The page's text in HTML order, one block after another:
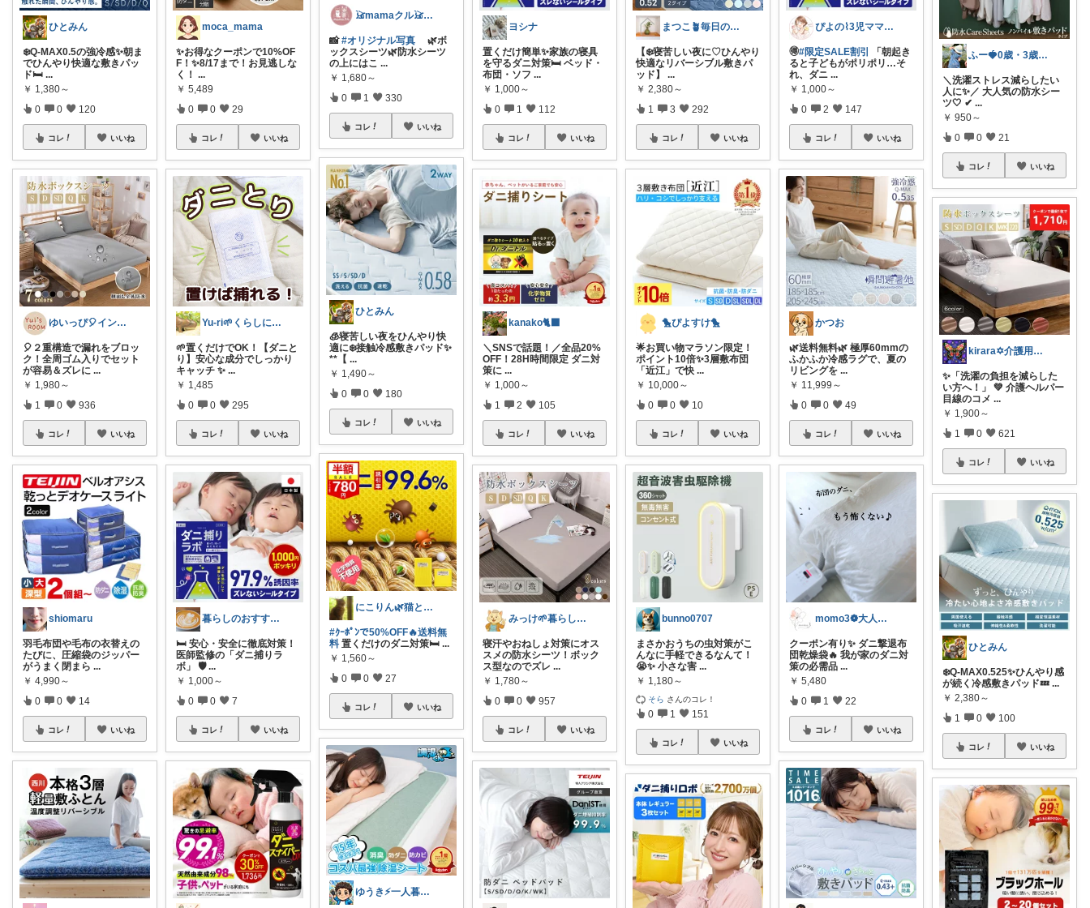
ひとみん
❄️Q-MAX0.5の強冷感✨朝ま
でひんやり快適な敷きパッ
ド🛏 ...
￥ 1,380～
0 0 120
コレ いいね
ゆいっぴ🎈インテリアとファッション
🎈２重構造で漏れをブロッ
ク！全周ゴム入りでセット
が容易＆ズレに ...
￥ 1,980～
1 0 936
コレ いいね
shiomaru
羽毛布団や毛布の衣替えの
たびに、圧縮袋のジッパー
がうまく閉まら ...
￥ 4,990～
0 0 14
コレ いいね
moca_mama
✨お得なクーポンで10%OF
F！✨8/17まで！お見逃しな
く！ ...
￥ 5,489
0 0 29
コレ いいね
Yu-ri🌱くらしに役立つアイテム
🌱置くだけでOK！【ダニと
り】安心な成分でしっかり
キャッチ ✨ ...
￥ 1,485
0 0 295
コレ いいね
暮らしのおすすめROOM
🛏️ 安心・安全に徹底対策！
医師監修の「ダニ捕りラ
ボ」 🛡️...
￥ 1,000～
0 0 7
コレ いいね
𓃠mamaクル𓃠Thanks🏡
📸#オリジナル写真 🌿ボ
ックスシーツ🌿防水シーツ
の上にはこ ...
￥ 1,680～
0 1 330
コレ いいね
ひとみん
🧊寝苦しい夜をひんやり快
適に❄️接触冷感敷きパッド✨
**【 ...
￥ 1,490～
0 0 180
コレ いいね
にこりん🌿猫と暮らす主婦のROOM😹
#ｸｰﾎﾟﾝで50%OFF🔥送料無
料 置くだけのダニ対策🛏️ ...
￥ 1,560～
0 0 27
コレ いいね
ゆうき⚡一人暮らしのQOL投資
ヨシナ
置くだけ簡単✨家族の寝具
を守るダニ対策🛏️ ベッド・
布団・ソフ ...
￥ 1,000～
0 1 112
コレ いいね
kanako🐈‍⬛
＼SNSで話題！／全品20%
OFF！28H時間限定 ダニ対
策に ...
￥ 1,000～
1 2 105
コレ いいね
みっけ🌱暮らしとファッション
寝汗やおねしょ対策にオス
スメの防水シーツ！ボック
ス型なのでズレ ...
￥ 1,780～
0 0 957
コレ いいね
まつこ🪴毎日のくらし、ちょっと心地よく
【❄️寝苦しい夜に♡ひんやり
快適なリバーシブル敷きパ
ッド】...
￥ 2,380～
1 3 292
コレ いいね
🐤ぴよすけ🐤
🌟お買い物マラソン限定！
ポイント10倍✨3層敷布団
「近江」で快 ...
￥ 10,000～
0 0 10
コレ いいね
bunno0707
まさかおうちの虫対策がこ
んなに手軽できるなんて！
😭✨ 小さな害 ...
￥ 1,180～
そら さんのコレ！
0 1 151
コレ いいね
ぴよの⌇3児ママのゆる痩せ美容
🉐#限定SALE割引
「朝起き
ると子どもがポリポリ…そ
れ、ダニ ...
￥ 1,000～
0 2 147
コレ いいね
かつお
🌿送料無料🌿 極厚60mmの
ふかふか冷感ラグで、夏の
リビングを ...
￥ 11,999～
0 0 49
コレ いいね
momo3❁大人のちょうどいいもの選び
クーポン有り✨ ダニ撃退布
団乾燥袋🔥 我が家のダニ対
策の必需品 ...
￥ 5,480
0 1 22
コレ いいね
ふー🍓0歳・3歳のワンオペママ
＼洗濯ストレス減らしたい
人に✨／ 大人気の防水シー
ツ🤍 ✔ ...
￥ 950～
0 0 21
コレ いいね
kirara✡介護用品🌈
✨「洗濯の負担を減らした
い方へ！」 💚 介護ヘルパー
目線のコメ ...
￥ 1,900～
1 0 621
コレ いいね
ひとみん
❄️Q-MAX0.525✨ひんやり感
が続く冷感敷きパッド💤...
￥ 2,380～
1 0 100
コレ いいね